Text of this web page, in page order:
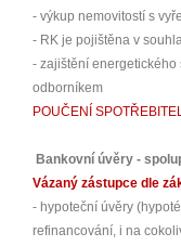
- výkup nemovitostí s
- RK je pojištěna v
- zajištění energetického
odborníkem
POUČENÍ
Bankovní úvěry -
Vázaný zástupce dle
- hypoteční úvěry
refinancování, i na